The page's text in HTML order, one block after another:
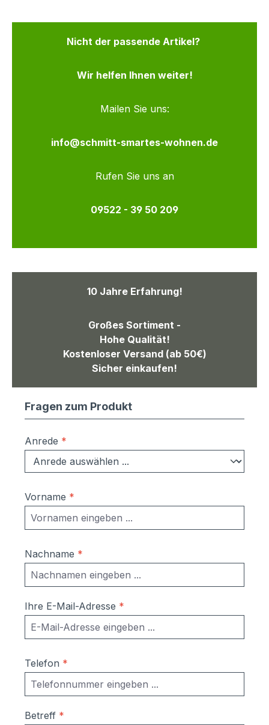
Nicht der passende Artikel?
Wir helfen Ihnen weiter!
Mailen Sie uns:
info@schmitt-smartes-wohnen.de
Rufen Sie uns an
09522 - 39 50 209
10 Jahre Erfahrung!
Großes Sortiment -
Hohe Qualität!
Kostenloser Versand (ab 50€)
Sicher einkaufen!
Fragen zum Produkt
Anrede *
Vorname *
Nachname *
Ihre E-Mail-Adresse *
Telefon *
Betreff *